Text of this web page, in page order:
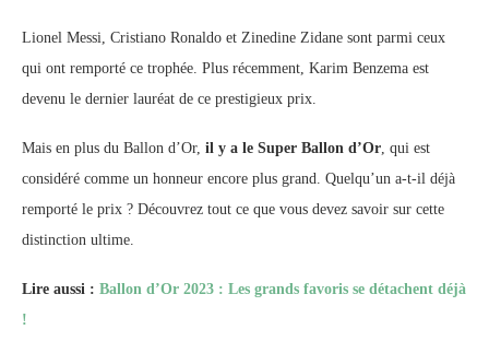
Lionel Messi, Cristiano Ronaldo et Zinedine Zidane sont parmi ceux
qui ont remporté ce trophée. Plus récemment, Karim Benzema est
devenu le dernier lauréat de ce prestigieux prix.
Mais en plus du Ballon d’Or, il y a le Super Ballon d’Or, qui est
considéré comme un honneur encore plus grand. Quelqu’un a-t-il déjà
remporté le prix ? Découvrez tout ce que vous devez savoir sur cette
distinction ultime.
Lire aussi : Ballon d’Or 2023 : Les grands favoris se détachent déjà
!